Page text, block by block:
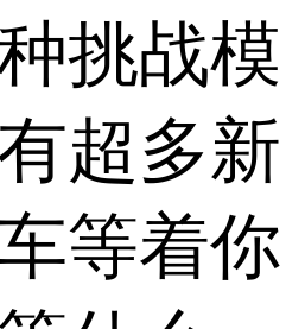
挑战模
超多新
等着你